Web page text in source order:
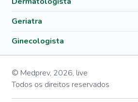
Geriatra
Ginecologista
© Medprev, 2026, live
Todos os direitos reservados